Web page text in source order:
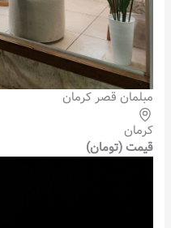
مبلمان قصر کرمان
کرمان
قیمت (تومان)